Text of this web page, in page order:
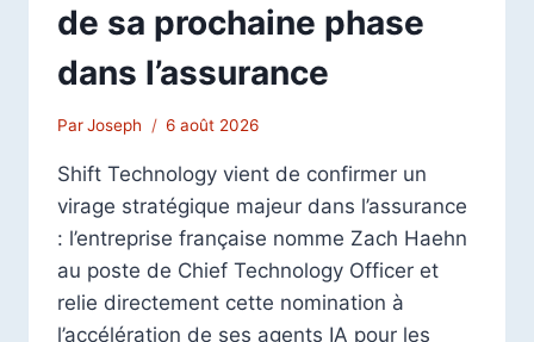
de sa prochaine phase
dans l’assurance
ParJoseph 6 août 2026
Shift Technology vient de confirmer un
virage stratégique majeur dans l’assurance
: l’entreprise française nomme Zach Haehn
au poste de Chief Technology Officer et
relie directement cette nomination à
l’accélération de ses agents IA pour les